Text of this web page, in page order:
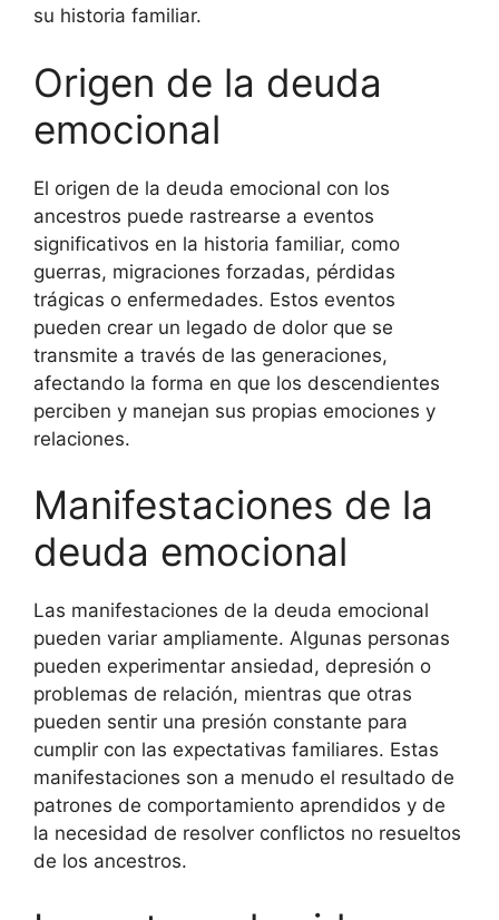
su historia familiar.
Origen de la deuda
emocional
El origen de la deuda emocional con los
ancestros puede rastrearse a eventos
significativos en la historia familiar, como
guerras, migraciones forzadas, pérdidas
trágicas o enfermedades. Estos eventos
pueden crear un legado de dolor que se
transmite a través de las generaciones,
afectando la forma en que los descendientes
perciben y manejan sus propias emociones y
relaciones.
Manifestaciones de la
deuda emocional
Las manifestaciones de la deuda emocional
pueden variar ampliamente. Algunas personas
pueden experimentar ansiedad, depresión o
problemas de relación, mientras que otras
pueden sentir una presión constante para
cumplir con las expectativas familiares. Estas
manifestaciones son a menudo el resultado de
patrones de comportamiento aprendidos y de
la necesidad de resolver conflictos no resueltos
de los ancestros.